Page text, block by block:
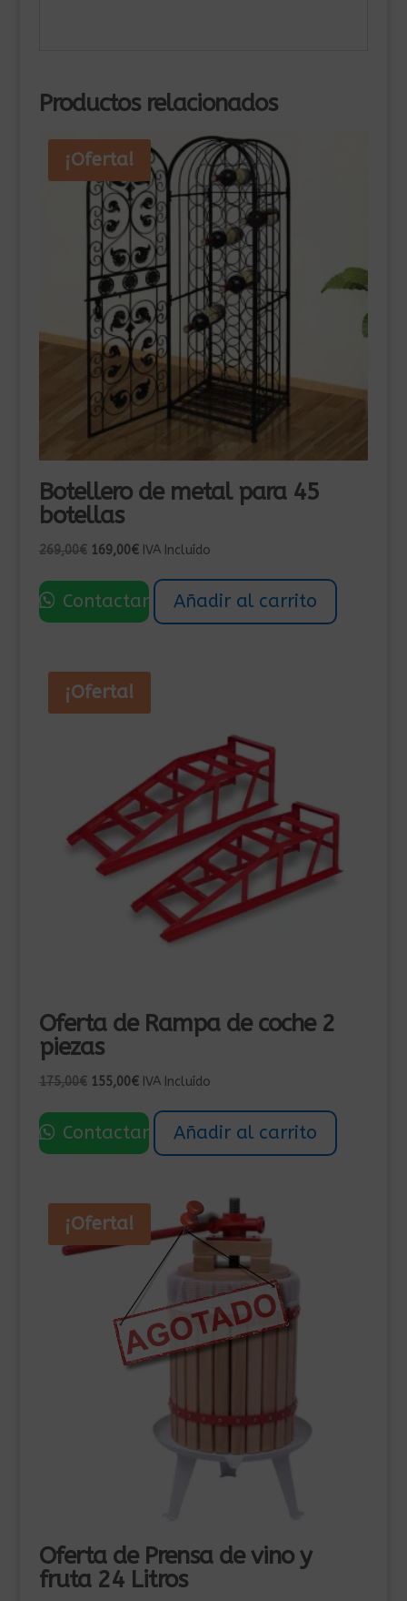
Productos relacionados
¡Oferta!
Botellero de metal para 45
botellas
269,00€ El
original
era:
169,00€El
actual
es:
IVA Incluído
Contactar Añadir al carrito
¡Oferta!
Oferta de Rampa de coche 2
piezas
175,00€ El
original
era:
155,00€El
actual
es:
IVA Incluído
Contactar Añadir al carrito
¡Oferta!
Oferta de Prensa de vino y
fruta 24 Litros